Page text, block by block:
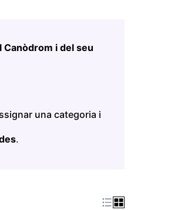
i del seu
una categoria i
.